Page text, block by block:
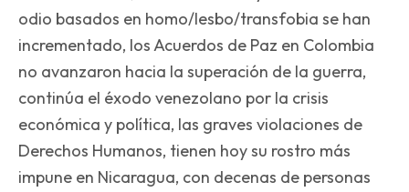
odio basados en homo/lesbo/transfobia se han
incrementado, los Acuerdos de Paz en Colombia
no avanzaron hacia la superación de la guerra,
continúa el éxodo venezolano por la crisis
económica y política, las graves violaciones de
Derechos Humanos, tienen hoy su rostro más
impune en Nicaragua, con decenas de personas